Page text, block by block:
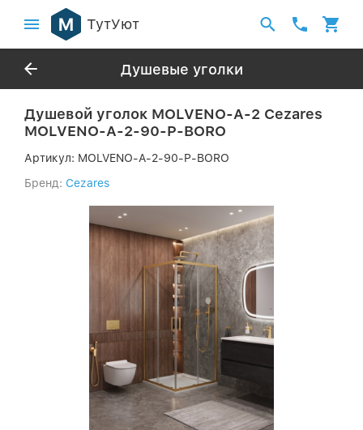
ТутУют
Душевые уголки
Душевой уголок MOLVENO-A-2 Cezares
MOLVENO-A-2-90-P-BORO
Артикул: MOLVENO-A-2-90-P-BORO
Бренд: Cezares